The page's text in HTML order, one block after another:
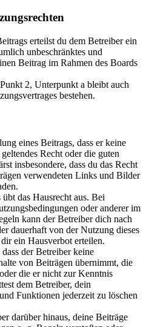
erteilst du dem Betreiber ein
unbeschränktes und
Beitrag im Rahmen des Boards
2, Unterpunkt a bleibt auch
bestehen.
eines Beitrags, dass er keine
Recht oder die guten
insbesondere, dass du das Recht
verwendeten Links und Bilder
das Hausrecht aus. Bei
oder anderer im
kann der Betreiber dich nach
dauerhaft von der Nutzung dieses
ein Hausverbot erteilen.
der Betreiber keine
von Beiträgen übernimmt, die
die er nicht zur Kenntnis
dem Betreiber, dein
Funktionen jederzeit zu löschen
darüber hinaus, deine Beiträge